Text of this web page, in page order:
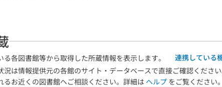
各図書館等から取得した所蔵情報を表示します。
連携している
は情報提供元の各館のサイト・データベースで直接ご確認くださ
お近くの図書館へご相談ください。詳細は ヘルプ をご覧ください。